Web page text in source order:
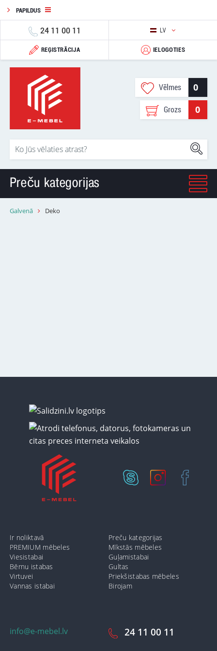
PAPILDUS
24 11 00 11 LV
REĢISTRĀCIJA IELOGOTIES
Vēlmes 0
Grozs 0
Preču kategorijas
Galvenā Deko
info@e-mebel.lv 24 11 00 11
Ir noliktavā
Preču kategorijas
PREMIUM mēbeles
Mīkstās mēbeles
Viesistabai
Guļamistabai
Bērnu istabas
Gultas
Virtuvei
Priekšistabas mēbeles
Vannas istabai
Birojam